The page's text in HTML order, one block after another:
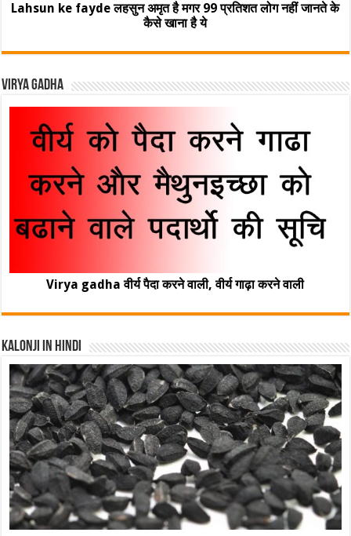
Lahsun ke fayde लहसुन अमृत है मगर 99 प्रतिशत लोग नहीं जानते के
कैसे खाना है ये
Virya Gadha
Virya gadha वीर्य पैदा करने वाली, वीर्य गाढ़ा करने वाली
Kalonji In Hindi